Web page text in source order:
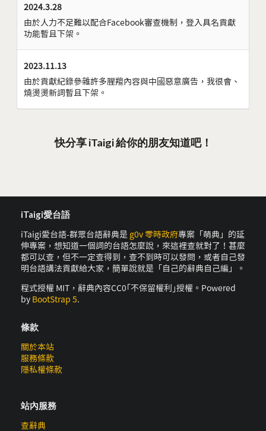
2024.3.28
由於人力不足難以配合Facebook審查機制，登入具名貢獻
功能暫且下架。
2023.11.13
由於貢獻紀錄參雜許多腥羶內容與中國惡意廣告，我很會、
燒燙燙新詞暫且下架。
快分享 iTaigi 給你的朋友知道吧！
iTaigi愛台語
iTaigi愛台語-群眾台語辭典是 g0v 零時政府專案「萌典」的延
伸專案，想知道一個詞的台語怎麼說，來這裡查就對了！甚麼
都可以查，但不一定查得到，查不到時可以發問，或者自己發
明台語講法貢獻給大家，簡單說就是「自己的辭典自己編」。
程式授權 MIT，辭典內容CC0｢不保留權利｣授權。Powered
by BootStrap 5.
條款
關於本站
服務條款
隱私權條款
站內服務
查辭典